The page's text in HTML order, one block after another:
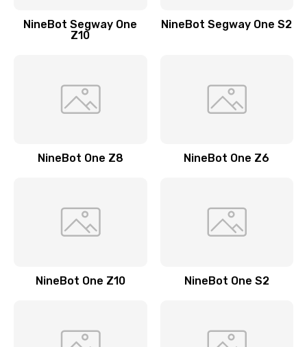
NineBot Segway One
Z10
NineBot Segway One S2
NineBot One Z8 NineBot One Z6
NineBot One Z10 NineBot One S2